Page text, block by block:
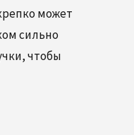
может
сильно
чтобы